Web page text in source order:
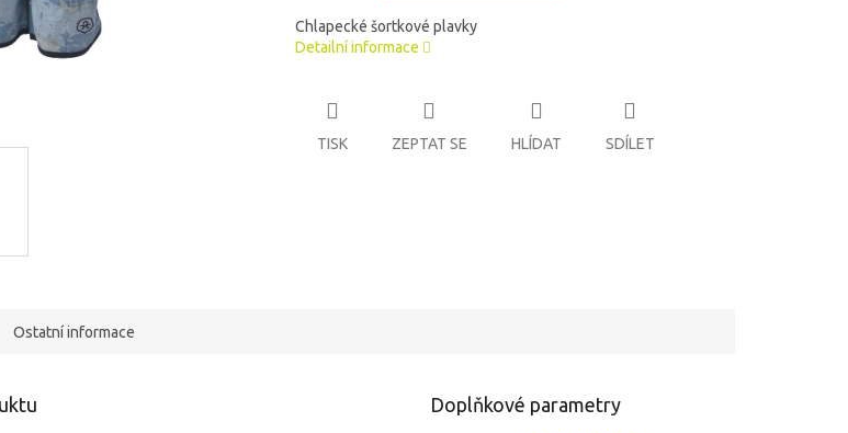
Chlapecké šortkové plavky
Detailní informace
TISK ZEPTAT SE HLÍDAT SDÍLET
Ostatní informace
Doplňkové parametry